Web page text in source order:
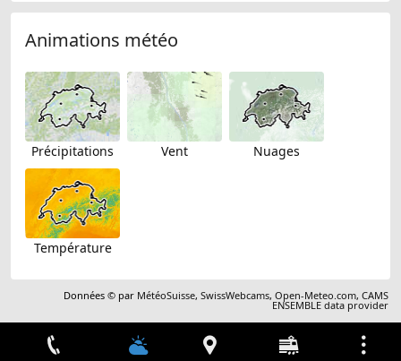
Animations météo
Précipitations Vent Nuages
Température
Données © par MétéoSuisse,SwissWebcams,Open-Meteo.com,CAMS
ENSEMBLE data provider